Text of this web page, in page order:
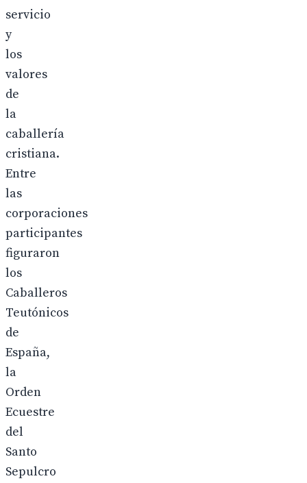
servicio
y
los
valores
de
la
caballería
cristiana.
Entre
las
corporaciones
participantes
figuraron
los
Caballeros
Teutónicos
de
España,
la
Orden
Ecuestre
del
Santo
Sepulcro